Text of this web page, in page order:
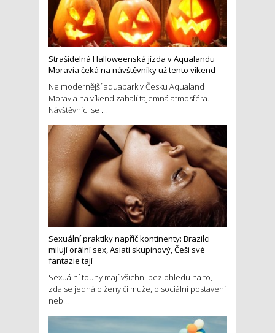
Strašidelná Halloweenská jízda v Aqualandu
Moravia čeká na návštěvníky už tento víkend
Nejmodernější aquapark v Česku Aqualand
Moravia na víkend zahalí tajemná atmosféra.
Návštěvníci se ...
Sexuální praktiky napříč kontinenty: Brazilci
milují orální sex, Asiati skupinový, Češi své
fantazie tají
Sexuální touhy mají všichni bez ohledu na to,
zda se jedná o ženy či muže, o sociální postavení
neb...